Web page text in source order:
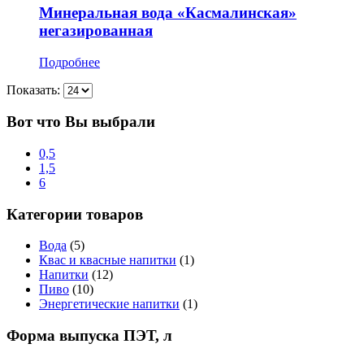
Минеральная вода «Касмалинская»
негазированная
Подробнее
Показать:
Вот что Вы выбрали
0,5
1,5
6
Категории товаров
Вода (5)
Квас и квасные напитки (1)
Напитки (12)
Пиво (10)
Энергетические напитки (1)
Форма выпуска ПЭТ, л